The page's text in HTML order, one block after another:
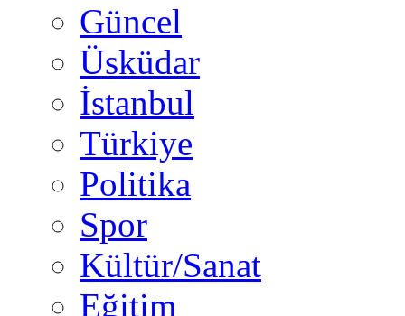
Güncel
Üsküdar
İstanbul
Türkiye
Politika
Spor
Kültür/Sanat
Eğitim